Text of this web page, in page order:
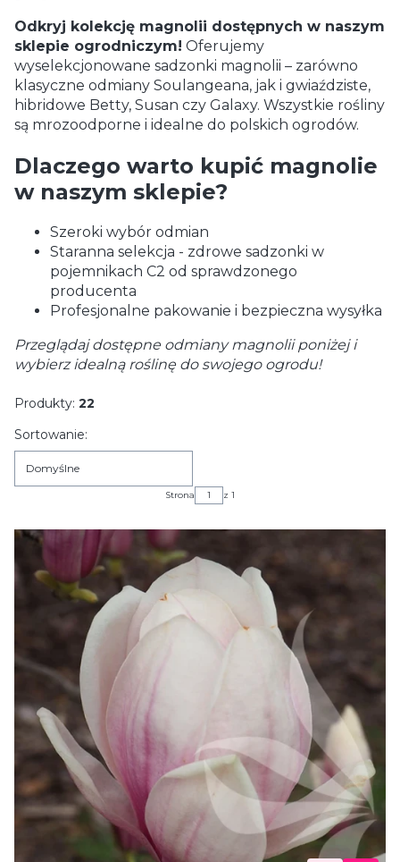
Odkryj kolekcję magnolii dostępnych w naszym
sklepie ogrodniczym! Oferujemy
wyselekcjonowane sadzonki magnolii – zarówno
klasyczne odmiany Soulangeana, jak i gwiaździste,
hibridowe Betty, Susan czy Galaxy. Wszystkie rośliny
są mrozoodporne i idealne do polskich ogrodów.
Dlaczego warto kupić magnolie
w naszym sklepie?
Szeroki wybór odmian
Staranna selekcja - zdrowe sadzonki w
pojemnikach C2 od sprawdzonego
producenta
Profesjonalne pakowanie i bezpieczna wysyłka
Przeglądaj dostępne odmiany magnolii poniżej i
wybierz idealną roślinę do swojego ogrodu!
Produkty: 22
Lista produktów
Sortowanie:
Domyślne
Strona z 1